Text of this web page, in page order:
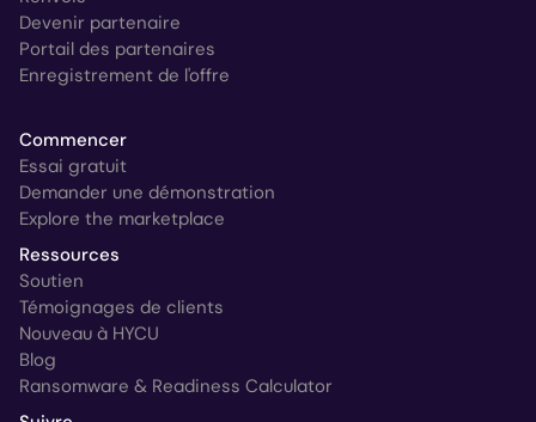
Devenir partenaire
Portail des partenaires
Enregistrement de l'offre
Commencer
Essai gratuit
Demander une démonstration
Explore the marketplace
Ressources
Soutien
Témoignages de clients
Nouveau à HYCU
Blog
Ransomware & Readiness Calculator